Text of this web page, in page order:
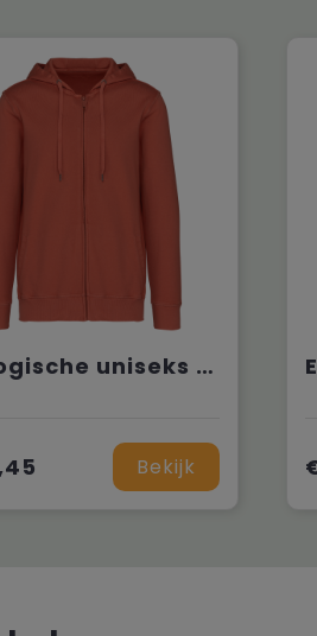
Ecologische uniseks sweater met rits en capuchon French Terry
Bekijk